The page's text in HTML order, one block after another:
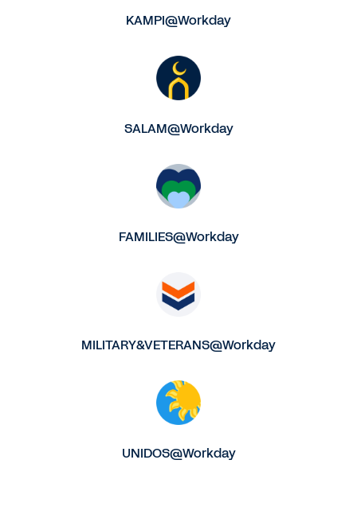
KAMPI@Workday
SALAM@Workday
FAMILIES@Workday
MILITARY&VETERANS@Workday
UNIDOS@Workday